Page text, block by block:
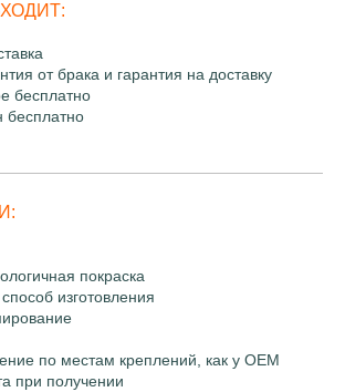
от брака и гарантия на доставку
бесплатно
бесплатно
покраска
изготовления
по местам креплений, как у OEM
при получении